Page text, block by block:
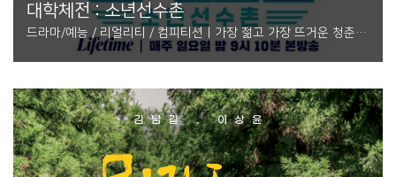
대학체전 : 소년선수촌
드라마/예능 / 리얼리티 / 컴피티션 | 가장 젊고 가장 뜨거운 청춘들
의 서바이벌이 온다!